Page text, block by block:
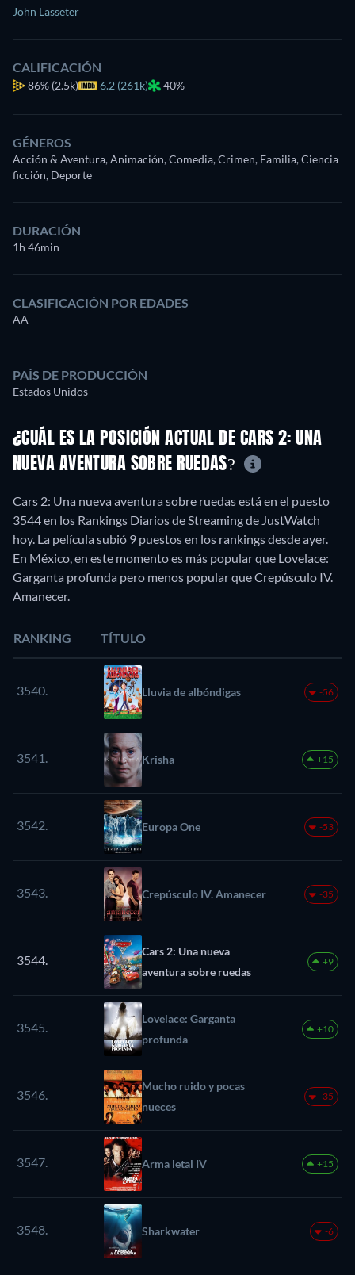
John Lasseter
CALIFICACIÓN
86% (2.5k) 6.2 (261k) 40%
GÉNEROS
Acción & Aventura, Animación, Comedia, Crimen, Familia, Ciencia
ficción, Deporte
DURACIÓN
1h 46min
CLASIFICACIÓN POR EDADES
AA
PAÍS DE PRODUCCIÓN
Estados Unidos
¿CUÁL ES LA POSICIÓN ACTUAL DE CARS 2: UNA
NUEVA AVENTURA SOBRE RUEDAS?
Cars 2: Una nueva aventura sobre ruedas está en el puesto
3544 en los Rankings Diarios de Streaming de JustWatch
hoy. La película subió 9 puestos en los rankings desde ayer.
En México, en este momento es más popular que Lovelace:
Garganta profunda pero menos popular que Crepúsculo IV.
Amanecer.
RANKING TÍTULO
3540. Lluvia de albóndigas -56
3541. Krisha +15
3542. Europa One -53
3543. Crepúsculo IV. Amanecer -35
3544.
Cars 2: Una nueva
aventura sobre ruedas
+9
3545.
Lovelace: Garganta
profunda
+10
3546.
Mucho ruido y pocas
nueces
-35
3547. Arma letal IV +15
3548. Sharkwater -6